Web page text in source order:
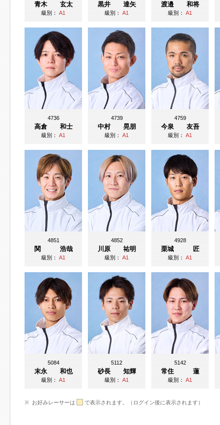
青木 玄太
級別：A1
黒井 達矢
級別：A1
渡邉 和将
級別：A1
4736
高倉 和士
級別：A1
4739
中村 晃朋
級別：A1
4759
今泉 友吾
級別：A1
4851
関 浩哉
級別：A1
4852
川原 祐明
級別：A1
4928
栗城 匠
級別：A1
5084
末永 和也
級別：A1
5112
砂長 知輝
級別：A1
5142
常住 蓮
級別：A1
お好みレーサーは で表示されます。（ログイン後に表示されます）